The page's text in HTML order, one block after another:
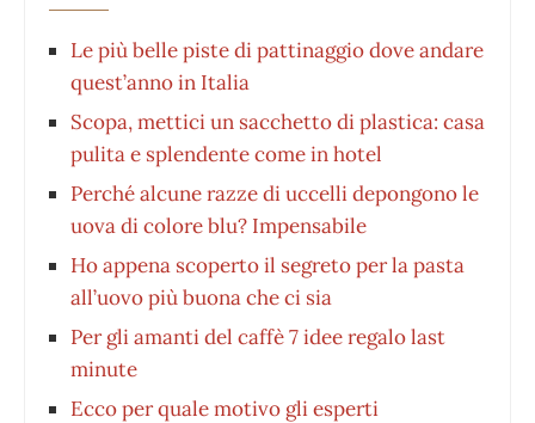
Le più belle piste di pattinaggio dove andare
quest’anno in Italia
Scopa, mettici un sacchetto di plastica: casa
pulita e splendente come in hotel
Perché alcune razze di uccelli depongono le
uova di colore blu? Impensabile
Ho appena scoperto il segreto per la pasta
all’uovo più buona che ci sia
Per gli amanti del caffè 7 idee regalo last
minute
Ecco per quale motivo gli esperti